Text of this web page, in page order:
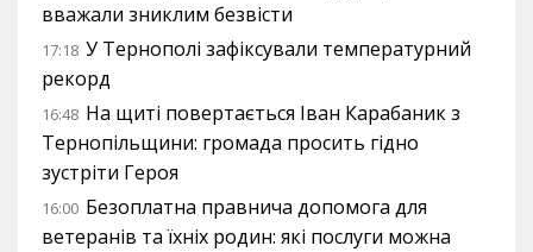
вважали зниклим безвісти
17:18 У Тернополі зафіксували температурний
рекорд
16:48 На щиті повертається Іван Карабаник з
Тернопільщини: громада просить гідно
зустріти Героя
16:00 Безоплатна правнича допомога для
ветеранів та їхніх родин: які послуги можна